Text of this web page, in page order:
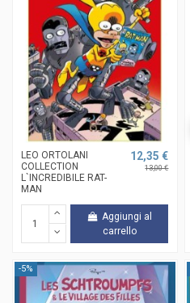
LEO ORTOLANI
COLLECTION
L`INCREDIBILE RAT-
MAN
12,35 €
13,00 €
Aggiungi al
carrello
-5%